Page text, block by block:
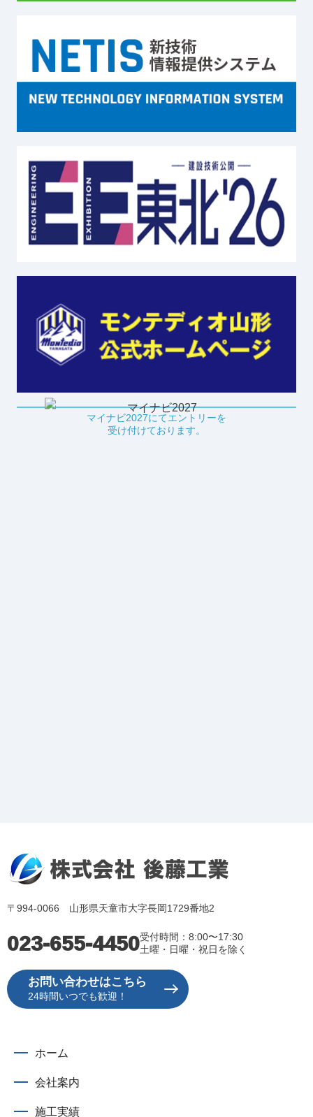
マイナビ2027にてエントリーを
受け付けております。
〒994-0066 山形県天童市大字長岡1729番地2
023-655-4450受付時間：8:00〜17:30
土曜・日曜・祝日を除く
お問い合わせはこちら
24時間いつでも歓迎！
ホーム
会社案内
施工実績